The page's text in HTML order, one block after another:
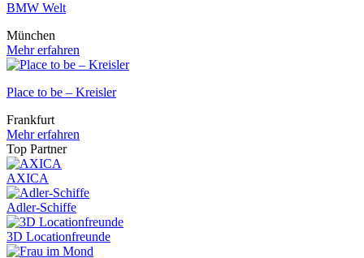
BMW Welt
München
Mehr erfahren
Place to be – Kreisler
Frankfurt
Mehr erfahren
Top Partner
AXICA
Adler-Schiffe
3D Locationfreunde